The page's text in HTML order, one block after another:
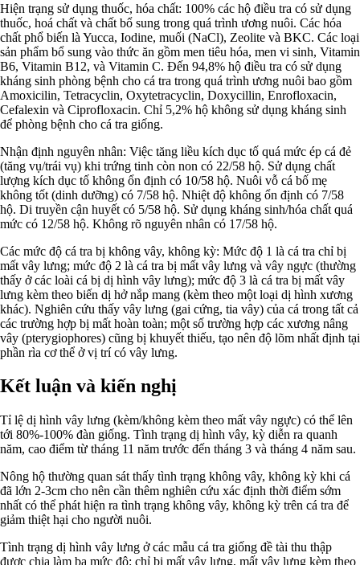
Hiện trạng sử dụng thuốc, hóa chất: 100% các hộ điều tra có sử dụng
thuốc, hoá chất và chất bổ sung trong quá trình ương nuôi. Các hóa
chất phổ biến là Yucca, Iodine, muối (NaCl), Zeolite và BKC. Các loại
sản phẩm bổ sung vào thức ăn gồm men tiêu hóa, men vi sinh, Vitamin
B6, Vitamin B12, và Vitamin C. Đến 94,8% hộ điều tra có sử dụng
kháng sinh phòng bệnh cho cá tra trong quá trình ương nuôi bao gồm
Amoxicilin, Tetracyclin, Oxytetracyclin, Doxycillin, Enrofloxacin,
Cefalexin và Ciprofloxacin. Chỉ 5,2% hộ không sử dụng kháng sinh
để phòng bệnh cho cá tra giống.
Nhận định nguyên nhân: Việc tăng liều kích dục tố quá mức ép cá đẻ
(tăng vụ/trái vụ) khi trứng tinh còn non có 22/58 hộ. Sử dụng chất
lượng kích dục tố không ổn định có 10/58 hộ. Nuôi vỗ cá bố mẹ
không tốt (dinh dưỡng) có 7/58 hộ. Nhiệt độ không ổn định có 7/58
hộ. Di truyền cận huyết có 5/58 hộ. Sử dụng kháng sinh/hóa chất quá
mức có 12/58 hộ. Không rõ nguyên nhân có 17/58 hộ.
Các mức độ cá tra bị không vây, không kỳ: Mức độ 1 là cá tra chỉ bị
mất vây lưng; mức độ 2 là cá tra bị mất vây lưng và vây ngực (thường
thấy ở các loài cá bị dị hình vây lưng); mức độ 3 là cá tra bị mất vây
lưng kèm theo biến dị hở nắp mang (kèm theo một loại dị hình xương
khác). Nghiên cứu thấy vây lưng (gai cứng, tia vây) của cá trong tất cả
các trường hợp bị mất hoàn toàn; một số trường hợp các xương nâng
vây (pterygiophores) cũng bị khuyết thiếu, tạo nên độ lõm nhất định tại
phần rìa cơ thể ở vị trí có vây lưng.
Kết luận và kiến nghị
Tỉ lệ dị hình vây lưng (kèm/không kèm theo mất vây ngực) có thể lên
tới 80%-100% đàn giống. Tình trạng dị hình vây, kỳ diễn ra quanh
năm, cao điểm từ tháng 11 năm trước đến tháng 3 và tháng 4 năm sau.
Nông hộ thường quan sát thấy tình trạng không vây, không kỳ khi cá
đã lớn 2-3cm cho nên cần thêm nghiên cứu xác định thời điểm sớm
nhất có thể phát hiện ra tình trạng không vây, không kỳ trên cá tra để
giảm thiệt hại cho người nuôi.
Tình trạng dị hình vây lưng ở các mẫu cá tra giống đề tài thu thập
được chia làm ba mức độ: chỉ bị mất vây lưng, mất vây lưng kèm theo